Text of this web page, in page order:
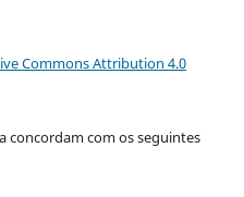
Commons Attribution 4.0
concordam com os seguintes